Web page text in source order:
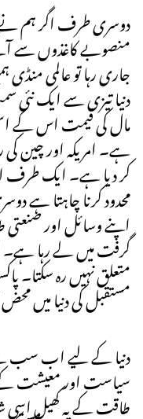
دوسری طرف اگر ہم
منصوبے کاغذوں سے
جاری رہا تو عالمی
دنیا تیزی سے ایک
مال کی قیمت اس کے
ہے۔ امریکہ اور چین
کر دیا ہے۔ ایک طرف
محدود کرنا چاہتا
اپنے وسائل اور
گرفت میں لے رہا ہے۔
متعلق نہیں رہ سکتا۔
مستقبل کی دنیا میں
دنیا کے لیے اب سب سے
سیاست اور معیشت
طاقت کے یہ کھیل